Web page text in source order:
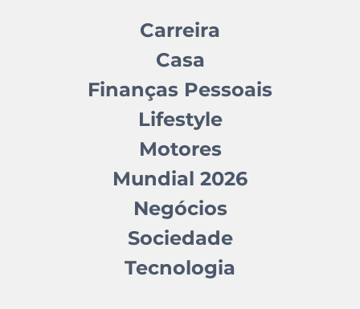
Carreira
Casa
Finanças Pessoais
Lifestyle
Motores
Mundial 2026
Negócios
Sociedade
Tecnologia